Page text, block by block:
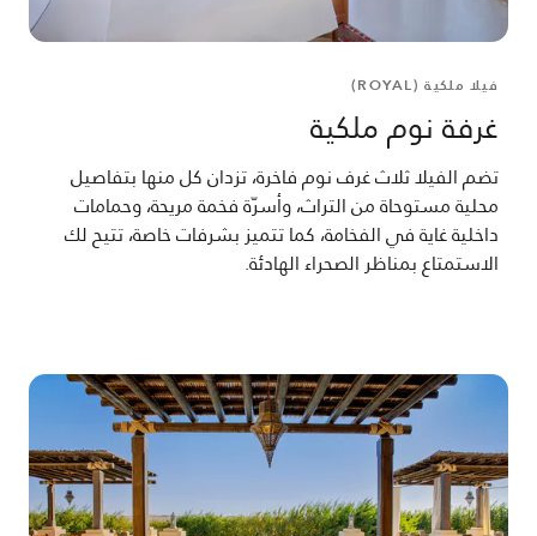
فيلا ملكية (ROYAL)
غرفة نوم ملكية
تضم الفيلا ثلاث غرف نوم فاخرة، تزدان كل منها بتفاصيل
محلية مستوحاة من التراث، وأسرّة فخمة مريحة، وحمامات
داخلية غاية في الفخامة، كما تتميز بشرفات خاصة، تتيح لك
الاستمتاع بمناظر الصحراء الهادئة.